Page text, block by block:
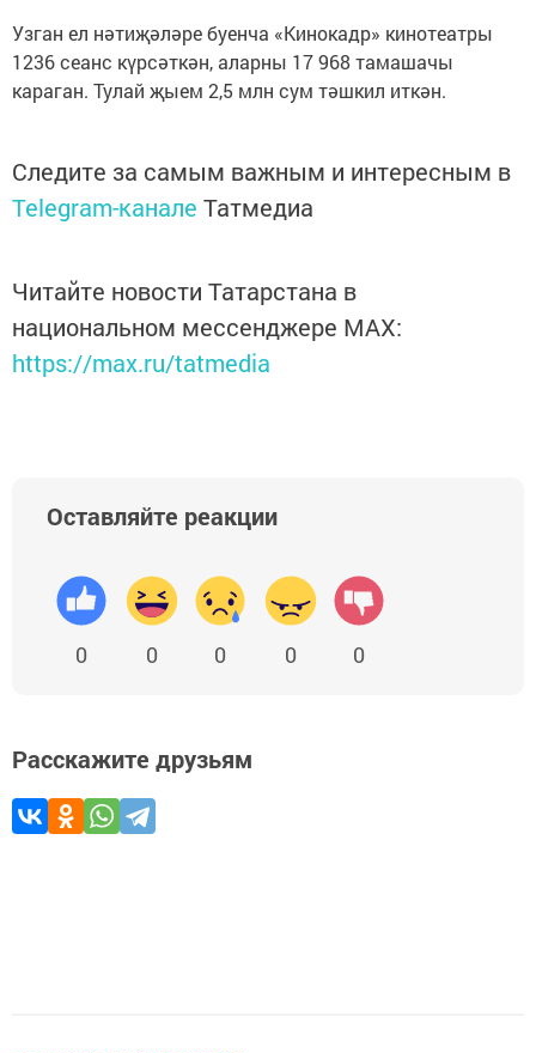
Узган ел нәтиҗәләре буенча «Кинокадр» кинотеатры
1236 сеанс күрсәткән, аларны 17 968 тамашачы
караган. Тулай җыем 2,5 млн сум тәшкил иткән.
Следите за самым важным и интересным в
Telegram-канале Татмедиа
Читайте новости Татарстана в
национальном мессенджере MАХ:
https://max.ru/tatmedia
Оставляйте реакции
0 0 0 0 0
Расскажите друзьям